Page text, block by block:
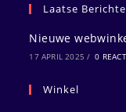
Laatse
Nieuwe
17 APRIL 2025 / 0
Winkel